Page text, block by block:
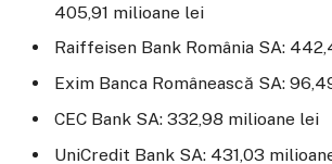
405,91 milioane lei
Raiffeisen Bank România SA:
Exim Banca Românească SA:
CEC Bank SA: 332,98 milioane lei
UniCredit Bank SA: 431,03